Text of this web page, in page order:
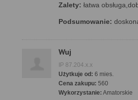
Zalety: łatwa
Podsumowanie:
Wuj
IP 87.204.x.x
Użytkuje od: 6 mies.
Cena zakupu: 560
Wykorzystanie: Amatorskie